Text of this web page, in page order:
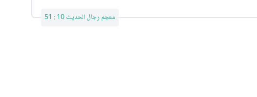
معجم رجال الحديث 10 : 51